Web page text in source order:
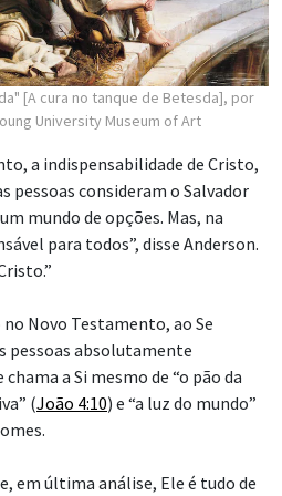
[A cura no tanque de Betesda], por
University Museum of Art
a indispensabilidade de Cristo,
pessoas consideram o Salvador
mundo de opções. Mas, na
para todos”, disse Anderson.
Novo Testamento, ao Se
pessoas absolutamente
a Si mesmo de “o pão da
(João 4:10) e “a luz do mundo”
em última análise, Ele é tudo de